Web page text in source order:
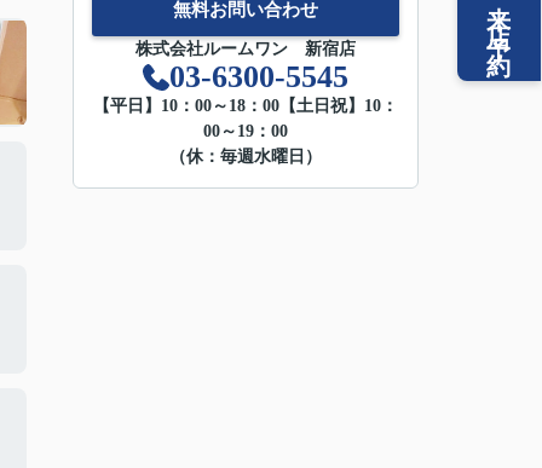
無料お問い合わせ
株式会社ルームワン 新宿店
03-6300-5545
【平日】10：00～18：00【土日祝】10：
00～19：00
（休：毎週水曜日）
来店予約